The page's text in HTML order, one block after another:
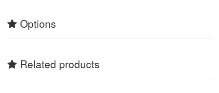
Options
Related products